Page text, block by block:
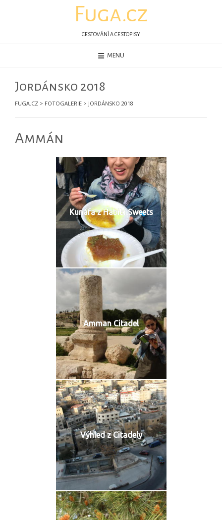
Fuga.cz
CESTOVÁNÍ A CESTOPISY
MENU
Jordánsko 2018
FUGA.CZ > FOTOGALERIE > JORDÁNSKO 2018
Ammán
Kunáfa z Habibi Sweets
Amman Citadel
Výhled z Citadely